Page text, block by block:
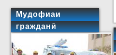
Мудофиаи
гражданӣ